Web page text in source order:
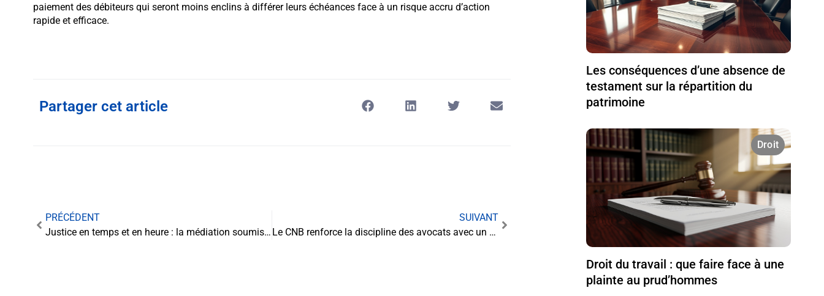
paiement des débiteurs qui seront moins enclins à différer leurs échéances face à un risque accru d’action
rapide et efficace.
Partager cet article
PRÉCÉDENT
Justice en temps et en heure : la médiation soumise à l’examen de la célérité
SUIVANT
Le CNB renforce la discipline des avocats avec un nouveau dispositif procédural
Les conséquences d’une absence de
testament sur la répartition du
patrimoine
Droit
Droit du travail : que faire face à une
plainte au prud’hommes